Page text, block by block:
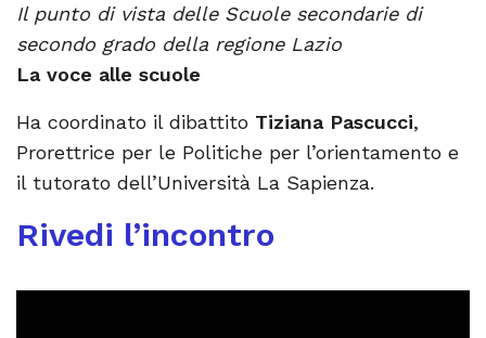
Il punto di vista delle Scuole secondarie di
secondo grado della regione Lazio
La voce alle scuole
Ha coordinato il dibattito Tiziana Pascucci,
Prorettrice per le Politiche per l’orientamento e
il tutorato dell’Università La Sapienza.
Rivedi l’incontro